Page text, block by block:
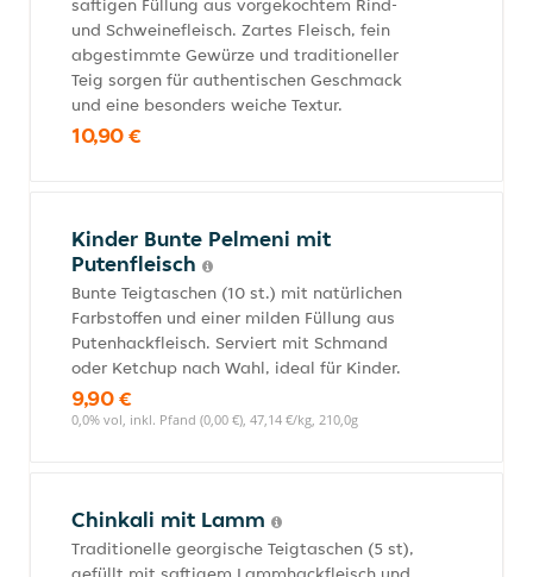
saftigen Füllung aus vorgekochtem Rind-
und Schweinefleisch. Zartes Fleisch, fein
abgestimmte Gewürze und traditioneller
Teig sorgen für authentischen Geschmack
und eine besonders weiche Textur.
10,90 €
Kinder Bunte Pelmeni mit
Putenfleisch
Bunte Teigtaschen (10 st.) mit natürlichen
Farbstoffen und einer milden Füllung aus
Putenhackfleisch. Serviert mit Schmand
oder Ketchup nach Wahl, ideal für Kinder.
9,90 €
0,0% vol, inkl. Pfand (0,00 €), 47,14 €/kg, 210,0g
Chinkali mit Lamm
Traditionelle georgische Teigtaschen (5 st),